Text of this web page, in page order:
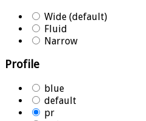
Wide (default)
Fluid
Narrow
Profile
blue
default
pr